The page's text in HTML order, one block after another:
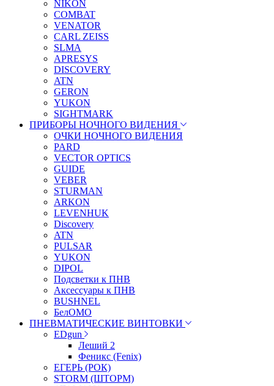
NIKON
COMBAT
VENATOR
CARL ZEISS
SLMA
APRESYS
DISCOVERY
ATN
GERON
YUKON
SIGHTMARK
ПРИБОРЫ НОЧНОГО ВИДЕНИЯ
ОЧКИ НОЧНОГО ВИДЕНИЯ
PARD
VECTOR OPTICS
GUIDE
VEBER
STURMAN
ARKON
LEVENHUK
Discovery
ATN
PULSAR
YUKON
DIPOL
Подсветки к ПНВ
Аксессуары к ПНВ
BUSHNEL
БелОМО
ПНЕВМАТИЧЕСКИЕ ВИНТОВКИ
EDgun
Леший 2
Феникс (Fenix)
ЕГЕРЬ (РОК)
STORM (ШТОРМ)